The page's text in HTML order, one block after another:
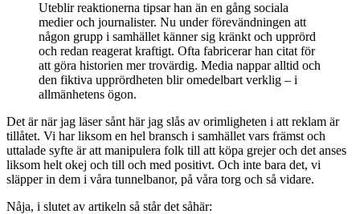
Uteblir reaktionerna tipsar han än en gång sociala
medier och journalister. Nu under förevändningen att
någon grupp i samhället känner sig kränkt och upprörd
och redan reagerat kraftigt. Ofta fabricerar han citat för
att göra historien mer trovärdig. Media nappar alltid och
den fiktiva upprördheten blir omedelbart verklig – i
allmänhetens ögon.
Det är när jag läser sånt här jag slås av orimligheten i att reklam är
tillåtet. Vi har liksom en hel bransch i samhället vars främst och
uttalade syfte är att manipulera folk till att köpa grejer och det anses
liksom helt okej och till och med positivt. Och inte bara det, vi
släpper in dem i våra tunnelbanor, på våra torg och så vidare.
Nåja, i slutet av artikeln så står det såhär: